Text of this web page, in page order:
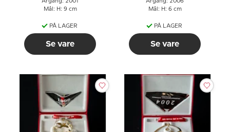
Mål: H: 9 cm
PÅ LAGER
Se vare
Mål: H: 6 cm
PÅ LAGER
Se vare